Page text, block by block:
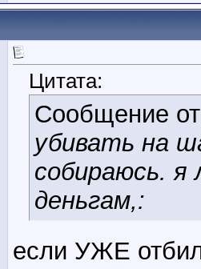
Цитата:
Сообщение
убивать на
собираюсь. я
деньгам,:
если УЖЕ